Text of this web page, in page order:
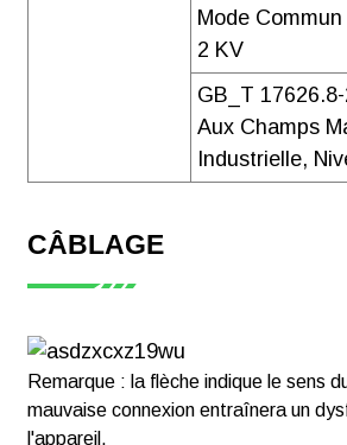
Mode
2 KV
GB_T
Aux Champs
Industrielle,
CÂBLAGE
Remarque : la flèche indique le sens
mauvaise connexion entraînera un
l'appareil.